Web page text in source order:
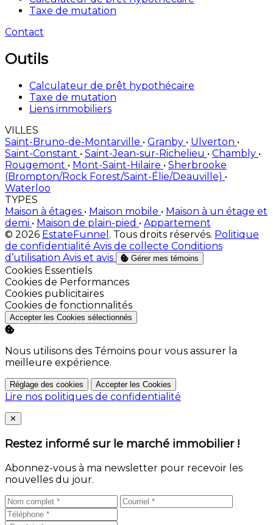
Taxe de mutation
Contact
Outils
Calculateur de prêt hypothécaire
Taxe de mutation
Liens immobiliers
VILLES
Saint-Bruno-de-Montarville • Granby • Ulverton •
Saint-Constant • Saint-Jean-sur-Richelieu • Chambly •
Rougemont • Mont-Saint-Hilaire • Sherbrooke
(Brompton/Rock Forest/Saint-Élie/Deauville) •
Waterloo
TYPES
Maison à étages • Maison mobile • Maison à un étage et
demi • Maison de plain-pied • Appartement
© 2026 EstateFunnel . Tous droits réservés. Politique
de confidentialité Avis de collecte Conditions
d’utilisation Avis et avis Gérer mes témoins
Activer
Cookies Essentiels
Activer
Cookies de Performances
Activer
Cookies publicitaires
Activer
Cookies de fonctionnalités
Accepter les Cookies sélectionnés
Nous utilisons des Témoins pour vous assurer la
meilleure expérience.
Réglage des cookies Accepter les Cookies
Lire nos politiques de confidentialité
Close
✕
Restez informé sur le marché immobilier !
Abonnez-vous à ma newsletter pour recevoir les
nouvelles du jour.